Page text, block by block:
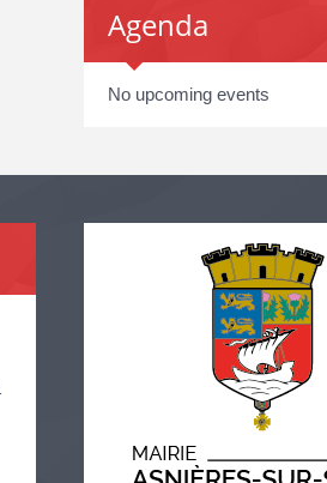
Agenda
No upcoming events